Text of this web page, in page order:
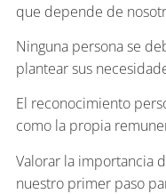
que depende de
Ninguna persona se
plantear sus
El reconocimiento
como la propia
Valorar la importancia
nuestro primer paso